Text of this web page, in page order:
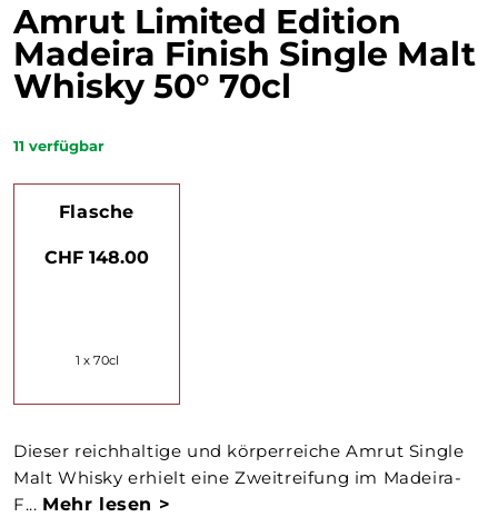
Amrut Limited Edition
Madeira Finish Single Malt
Whisky 50° 70cl
11 verfügbar
Flasche
CHF 148.00
1 x 70cl
Dieser reichhaltige und körperreiche Amrut Single
Malt Whisky erhielt eine Zweitreifung im Madeira-
F... Mehr lesen >